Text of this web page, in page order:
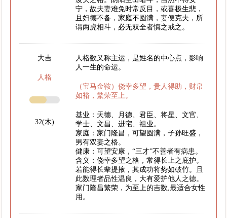
宁，故夫妻难免时常反目，或喜极生悲，
且妇德不备，家庭不圆满，妻便克夫，所
谓两虎相斗，必无双全者慎之戒之。
大吉
人格
32(木)
人格数又称主运，是姓名的中心点，影响
人一生的命运。
（宝马金鞍）侥幸多望，贵人得助，财帛
如裕，繁荣至上。
基业：天德、月德、君臣、将星、文官、
学士、文昌、进宅、祖业。
家庭：家门隆昌，可望圆满，子孙旺盛，
男有双妻之格。
健康：可望安康，“三才”不善者有病患。
含义：侥幸多望之格，常得长上之庇护。
若能得长辈提掖，其成功将势如破竹。且
此数理者品性温良，大有爱护他人之德。
家门隆昌繁荣，为至上的吉数,最适合女性
用。